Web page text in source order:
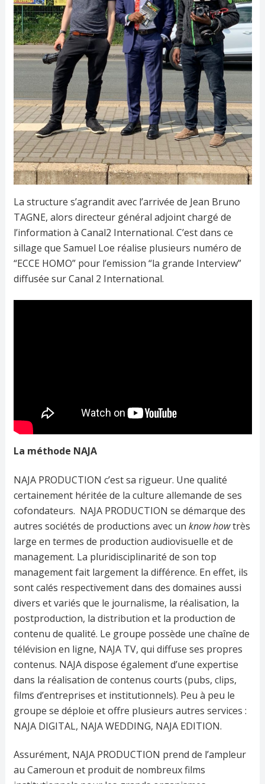
La structure s’agrandit avec l’arrivée de Jean Bruno
TAGNE, alors directeur général adjoint chargé de
l’information à Canal2 International. C’est dans ce
sillage que Samuel Loe réalise plusieurs numéro de
“ECCE HOMO” pour l’emission “la grande Interview”
diffusée sur Canal 2 International.
La méthode NAJA
NAJA PRODUCTION c’est sa rigueur. Une qualité
certainement héritée de la culture allemande de ses
cofondateurs. NAJA PRODUCTION se démarque des
autres sociétés de productions avec un know howtrès
large en termes de production audiovisuelle et de
management. La pluridisciplinarité de son top
management fait largement la différence. En effet, ils
sont calés respectivement dans des domaines aussi
divers et variés que le journalisme, la réalisation, la
postproduction, la distribution et la production de
contenu de qualité. Le groupe possède une chaîne de
télévision en ligne, NAJA TV, qui diffuse ses propres
contenus. NAJA dispose également d’une expertise
dans la réalisation de contenus courts (pubs, clips,
films d’entreprises et institutionnels). Peu à peu le
groupe se déploie et offre plusieurs autres services :
NAJA DIGITAL, NAJA WEDDING, NAJA EDITION.
Assurément, NAJA PRODUCTION prend de l’ampleur
au Cameroun et produit de nombreux films